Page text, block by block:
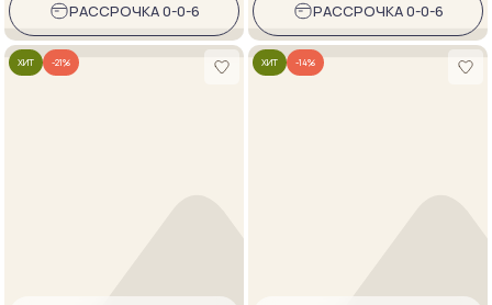
РАССРОЧКА 0-0-6 РАССРОЧКА 0-0-6
ХИТ -21% ХИТ -14%